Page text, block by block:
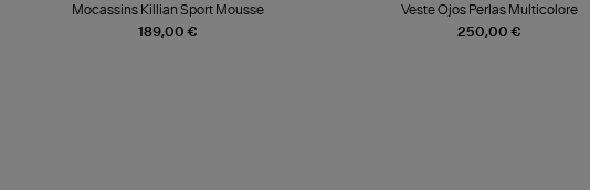
189,00 €
Mocassins Killian Sport Mousse
250,00 €
Veste Ojos Perlas Multicolore